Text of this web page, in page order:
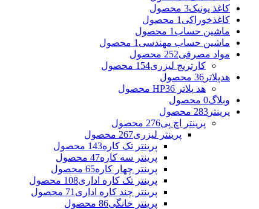
کاغذ یونیک3 محصول
کاغذخوراکی 1 محصول
ماشین حساب 1 محصول
ماشین حساب مهندسی 1 محصول
مواد مصرفی252 محصول
کارتریج لیزری154 محصول
هدپلاتر 36 محصول
هد پلاتر HP 36 محصول
وبلاگ0 محصول
پرینتر 283 محصول
پرینتر اچ پی276 محصول
پرینتر لیزری267 محصول
پرینتر تک کاره143 محصول
پرینتر سه کاره47 محصول
پرینتر چهار کاره65 محصول
پرینتر تک کاره اداری108 محصول
پرینتر چند کاره اداری 71 محصول
پرینتر خانگی86 محصول